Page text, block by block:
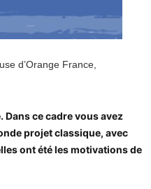
d’Orange France,
Dans ce cadre vous avez
projet classique, avec
ont été les motivations de